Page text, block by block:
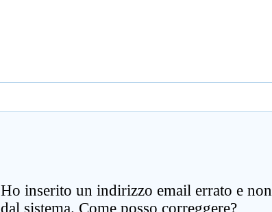
Ho inserito un indirizzo email errato e
dal sistema. Come posso correggere?